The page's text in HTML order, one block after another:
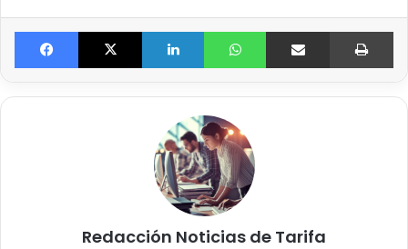
La movilidad sostenible no exime de responsabilidad.
Conducir bajo los efectos del alcohol pone en peligro tu
vida y la de los demás.
#SeguridadVial
Comentarios
Facebook X LinkedIn WhatsApp Compartir por email
Redacción Noticias de Tarifa